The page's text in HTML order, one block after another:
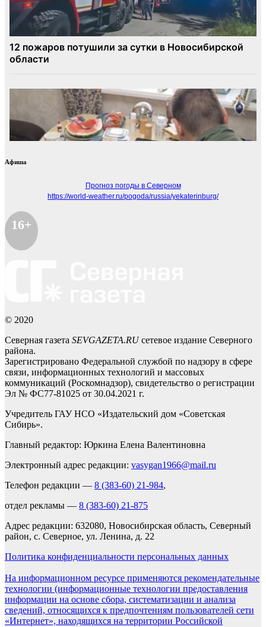
Афиша
Прогноз погоды в Северном
https://world-weather.ru/pogoda/russia/yekaterinburg/
16+
© 2020
Северная газета SEVGAZETA.RUсетевое издание Северного
района.
Зарегистрировано Федеральной службой по надзору в сфере
связи, информационных технологий и массовых
коммуникаций (Роскомнадзор), свидетельство о регистрации
Эл № ФС77-81025 от 30.04.2021 г.
Учредитель ГАУ НСО «Издательский дом «Советская
Сибирь».
Главный редактор: Юркина Елена Валентиновна
Электронный адрес редакции: vasygan1966@mail.ru
Телефон редакции — 8 (383-60) 21-984,
отдел рекламы — 8 (383-60) 21-875
Адрес редакции: 632080, Новосибирская область, Северный
район, с. Северное, ул. Ленина, д. 22
Политика конфиденциальности персональных данных
На информационном ресурсе применяются рекомендательные
технологии (информационные технологии предоставления
информации на основе сбора, систематизации и анализа
сведений, относящихся к предпочтениям пользователей сети
«Интернет», находящихся на территории Российской